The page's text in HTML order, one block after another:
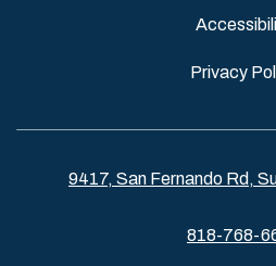
Privacy
9417, San Fernando Rd,
818-768-